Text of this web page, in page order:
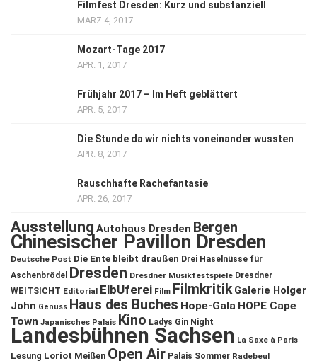
Filmfest Dresden: Kurz und substanziell
MÄRZ 4, 2017
Mozart-Tage 2017
APR. 1, 2017
Frühjahr 2017 – Im Heft geblättert
APR. 5, 2017
Die Stunde da wir nichts voneinander wussten
APR. 8, 2017
Rauschhafte Rachefantasie
APR. 26, 2017
Ausstellung Autohaus Dresden Bergen
Chinesischer Pavillon Dresden
Deutsche Post Die Ente bleibt draußen Drei Haselnüsse für
Aschenbrödel
Dresden Dresdner Musikfestspiele Dresdner
WEITSICHT Editorial ElbUferei Film Filmkritik Galerie Holger
John Genuss Haus des Buches Hope-Gala HOPE Cape
Town Japanisches Palais Kino Ladys Gin Night
Landesbühnen Sachsen La Saxe à Paris
Lesung Loriot Meißen Open Air Palais Sommer Radebeul